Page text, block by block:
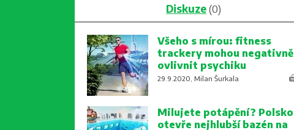
Diskuze(0)
Všeho s mírou: fitness
trackery mohou negativně
ovlivnit psychiku
29.9.2020, Milan Šurkala
Milujete potápění? Polsko
otevře nejhlubší bazén na